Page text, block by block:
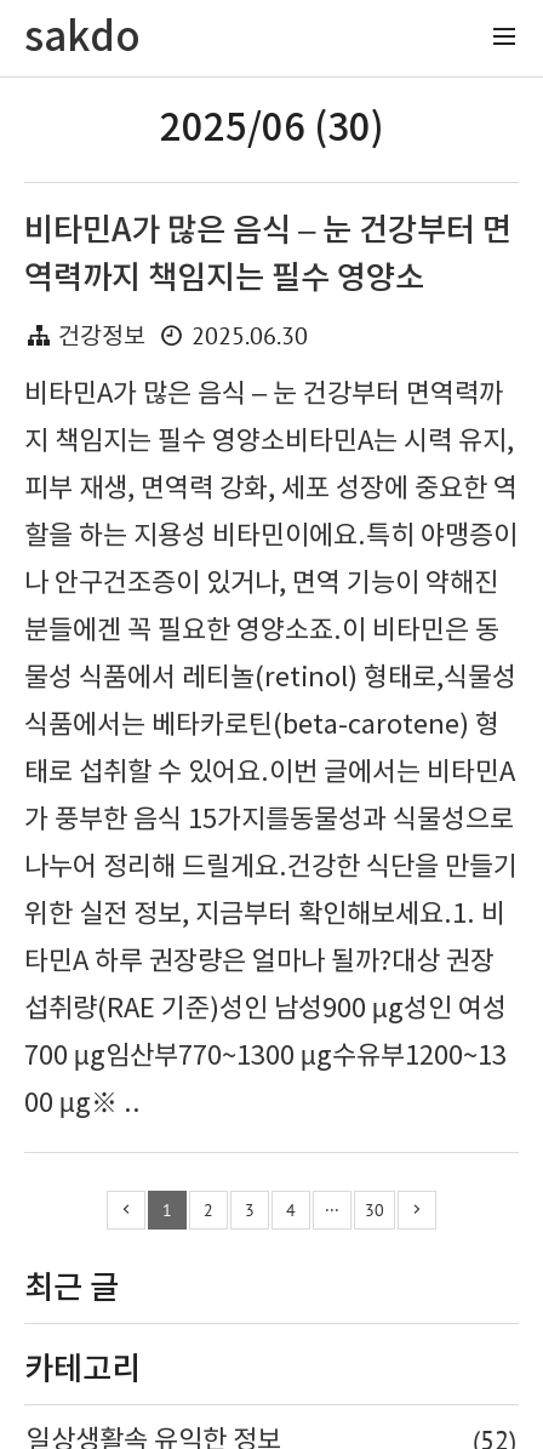
sakdo
2025/06 (30)
비타민A가 많은 음식 – 눈 건강부터 면
역력까지 책임지는 필수 영양소
건강정보
2025.06.30
비타민A가 많은 음식 – 눈 건강부터 면역력까
지 책임지는 필수 영양소비타민A는 시력 유지,
피부 재생, 면역력 강화, 세포 성장에 중요한 역
할을 하는 지용성 비타민이에요.특히 야맹증이
나 안구건조증이 있거나, 면역 기능이 약해진
분들에겐 꼭 필요한 영양소죠.이 비타민은 동
물성 식품에서 레티놀(retinol) 형태로,식물성
식품에서는 베타카로틴(beta-carotene) 형
태로 섭취할 수 있어요.이번 글에서는 비타민A
가 풍부한 음식 15가지를동물성과 식물성으로
나누어 정리해 드릴게요.건강한 식단을 만들기
위한 실전 정보, 지금부터 확인해보세요.1. 비
타민A 하루 권장량은 얼마나 될까?대상 권장
섭취량(RAE 기준)성인 남성900 µg성인 여성
700 µg임산부770~1300 µg수유부1200~13
00 µg※ ..
1 2 3 4 ··· 30
최근 글
카테고리
일상생활속 유익한 정보 (52)